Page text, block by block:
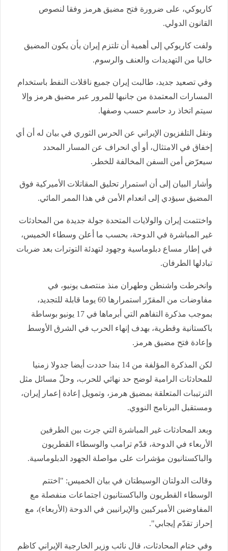
كاريوكي، على ضرورة فتح مضيق هرمز وفقا لنصوص
القانون الدولي.
ولفت كاريوكي إلى أهمية أن تلتزم إيران يأن يكون المضيق
خاليا من التهديدات والعنف والرسوم.
وفي تصعيد جديد، طالبت إيران جميع ناقلات النفط باستخدام
المسارات المعتمدة من جانبها للمرور عبر مضيق هرمز وإلا
سيتم اتخاذ رد حاسم حسب وصفها.
ونقل التلفزيون الإيراني عن الحرس الثوري في بيان له أن أي
إخفاق في الامتثال، أو أي انحراف عن المسار المحدد
سيعرّض أمن السفن المخالفة للخطر.
وأشار البيان إلى أن استمرار تحليق المقاتلات الأميركية فوق
المضيق سيؤدي إلى انعدام الأمن في هذا الممر المائي.
واختتمت إيران والولايات المتحدة جولة جديدة من المحادثات
غير المباشرة في الدوحة، بحسب ما أعلن وسطاء الخميس،
في إطار مساع دبلوماسية وجهود لتهدئة التوترات بعد ضربات
تبادلها الطرفان.
وانخرطت واشنطن وطهران منذ منتصف يونيو، في
مفاوضات من المقرّر استمرارها 60 يوما قابلة للتجديد،
بموجب مذكرة التفاهم التي أبرماها في 17 يونيو بوساطة
باكستانية وقطرية، بهدف إنهاء الحرب في الشرق الأوسط
وإعادة فتح مضيق هرمز.
لكن المذكرة المؤلفة من 14 بندا حددت أيضا جدولا زمنيا
للمحادثات الرامية لوضح حد نهائي للحرب، وحلّ مسائل مثل
الترتيبات المتعلقة بمضيق هرمز، وتمويل إعادة إعمار إيران،
ومستقبل البرنامج النووي.
وبعد المحادثات غير المباشرة التي جرت بين الطرفين
الأربعاء في الدوحة، قدّم ترامب والوسطاء القطريون
والباكستانيون مؤشرات على مواصلة الجهود الدبلوماسية.
وقالت الدولتان الوسيطتان في بيان الخميس: "اختتم
الوسطاء القطريون والباكستانيون اجتماعات منفصلة مع
المفاوضين الأميركيين والإيرانيين في الدوحة (الأربعاء)، مع
إحراز تقدّم إيجابي".
وفي ختام المحادثات، قال نائب وزير الخارجية الإيراني كاظم